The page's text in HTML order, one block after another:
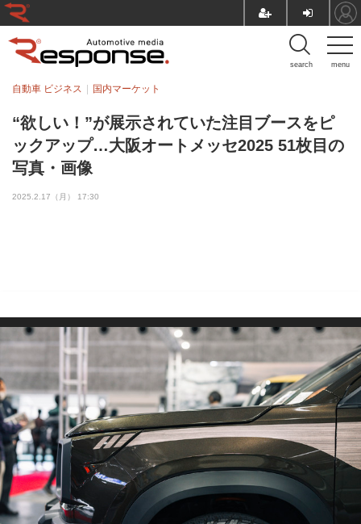
menu
search
“欲しい！”が展示されていた注目ブースをピ
ックアップ…大阪オートメッセ2025 51枚目の
写真・画像
自動車 ビジネス 国内マーケット
2025.2.17（月） 17:30